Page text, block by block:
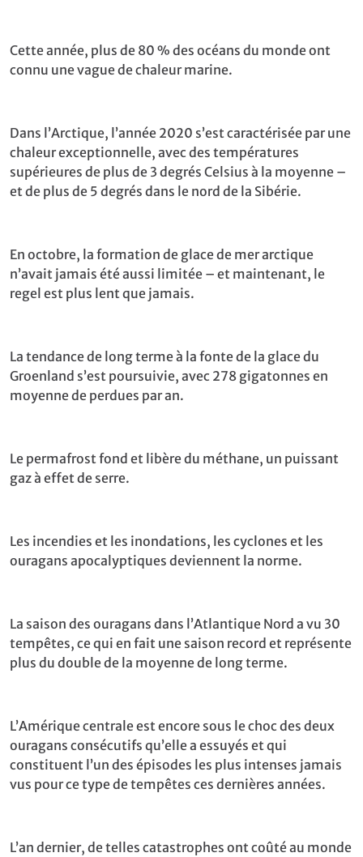
Cette année, plus de 80 % des océans du monde ont
connu une vague de chaleur marine.
Dans l’Arctique, l’année 2020 s’est caractérisée par une
chaleur exceptionnelle, avec des températures
supérieures de plus de 3 degrés Celsius à la moyenne –
et de plus de 5 degrés dans le nord de la Sibérie.
En octobre, la formation de glace de mer arctique
n’avait jamais été aussi limitée – et maintenant, le
regel est plus lent que jamais.
La tendance de long terme à la fonte de la glace du
Groenland s’est poursuivie, avec 278 gigatonnes en
moyenne de perdues par an.
Le permafrost fond et libère du méthane, un puissant
gaz à effet de serre.
Les incendies et les inondations, les cyclones et les
ouragans apocalyptiques deviennent la norme.
La saison des ouragans dans l’Atlantique Nord a vu 30
tempêtes, ce qui en fait une saison record et représente
plus du double de la moyenne de long terme.
L’Amérique centrale est encore sous le choc des deux
ouragans consécutifs qu’elle a essuyés et qui
constituent l’un des épisodes les plus intenses jamais
vus pour ce type de tempêtes ces dernières années.
L’an dernier, de telles catastrophes ont coûté au monde